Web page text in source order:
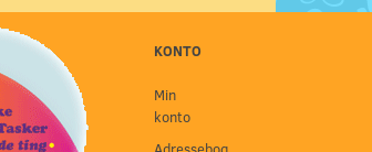
KONTO
Min
konto
Adressebog